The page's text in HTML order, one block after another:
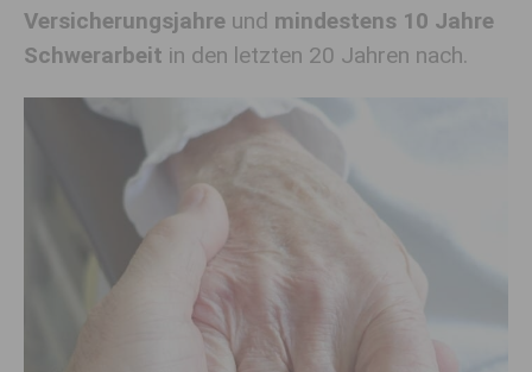
Versicherungsjahre und mindestens 10 Jahre
Schwerarbeit in den letzten 20 Jahren nach.